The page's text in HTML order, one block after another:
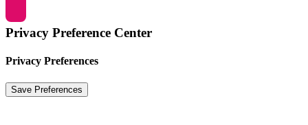
Privacy Preference Center
Privacy Preferences